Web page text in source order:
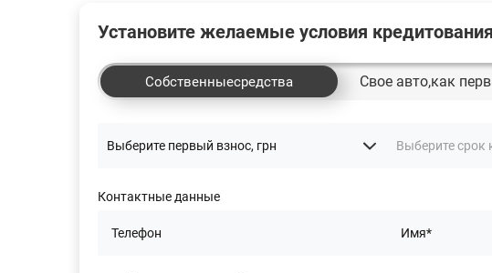
Установите желаемые условия
Собственныесредства Свое авто,как
Контактные данные